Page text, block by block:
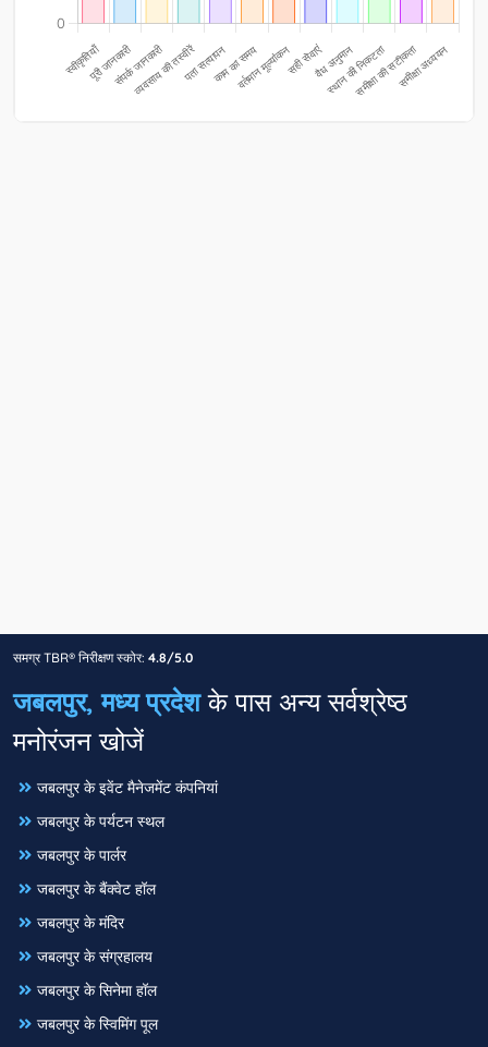
समग्र TBR® निरीक्षण स्कोर: 4.8/5.0
जबलपुर, मध्य प्रदेशके पास अन्य सर्वश्रेष्ठ
मनोरंजन खोजें
जबलपुर के इवेंट मैनेजमेंट कंपनियां
जबलपुर के पर्यटन स्थल
जबलपुर के पार्लर
जबलपुर के बैंक्वेट हॉल
जबलपुर के मंदिर
जबलपुर के संग्रहालय
जबलपुर के सिनेमा हॉल
जबलपुर के स्विमिंग पूल